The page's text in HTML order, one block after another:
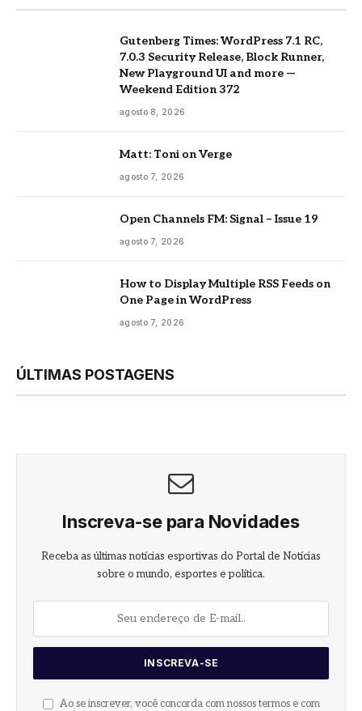
Gutenberg Times: WordPress 7.1 RC,
7.0.3 Security Release, Block Runner,
New Playground UI and more —
Weekend Edition 372
agosto 8, 2026
Matt: Toni on Verge
agosto 7, 2026
Open Channels FM: Signal – Issue 19
agosto 7, 2026
How to Display Multiple RSS Feeds on
One Page in WordPress
agosto 7, 2026
ÚLTIMAS POSTAGENS
Inscreva-se para Novidades
Receba as últimas notícias esportivas do Portal de Notícias
sobre o mundo, esportes e política.
Ao se inscrever, você concorda com nossos termos e com